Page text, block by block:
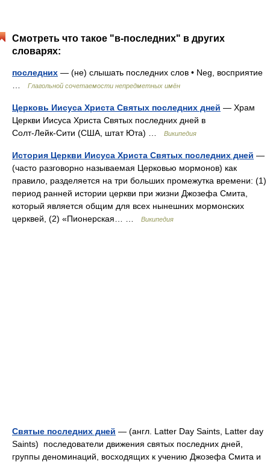
Смотреть что такое "в-последних" в других
словарях:
последних — (не) слышать последних слов • Neg, восприятие
Глагольной сочетаемости непредметных имён
Церковь Иисуса Христа Святых последних дней — Храм
Церкви Иисуса Христа Святых последних дней в
Солт‑Лейк‑Сити (США, штат Юта) …
Википедия
История Церкви Иисуса Христа Святых последних дней —
(часто разговорно называемая Церковью мормонов) как
правило, разделяется на три больших промежутка времени: (1)
период ранней истории церкви при жизни Джозефа Смита,
который является общим для всех нынешних мормонских
церквей, (2) «Пионерская… …
Википедия
Святые последних дней — (англ. Latter Day Saints, Latter day
Saints) последователи движения святых последних дней,
группы деноминаций, восходящих к учению Джозефа Смита и